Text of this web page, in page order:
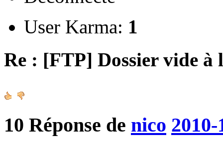
User Karma: 1
Re : [FTP] Dossier vide à
10 Réponse de nico